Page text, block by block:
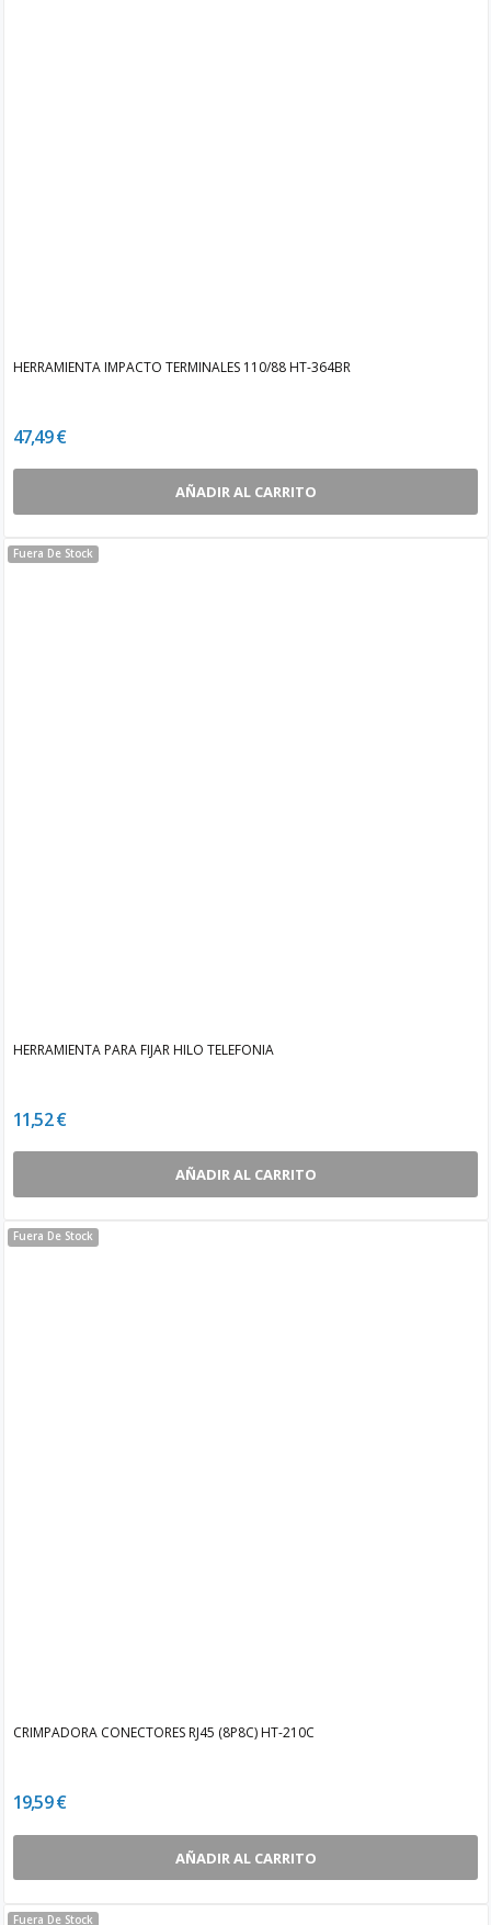
HERRAMIENTA IMPACTO TERMINALES 110/88 HT-364BR
47,49 €
AÑADIR AL CARRITO
Fuera De Stock
HERRAMIENTA PARA FIJAR HILO TELEFONIA
11,52 €
AÑADIR AL CARRITO
Fuera De Stock
CRIMPADORA CONECTORES RJ45 (8P8C) HT-210C
19,59 €
AÑADIR AL CARRITO
Fuera De Stock